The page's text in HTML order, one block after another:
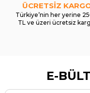
ÜCRETSİZ
Türkiye’nin her yerine
TL ve üzeri ücretsiz
E-